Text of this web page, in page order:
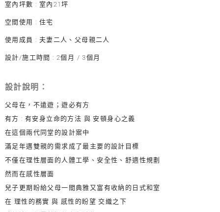
室內坪數 : 室內21坪
空間使用 : 住宅
使用成員 : 夫妻二人、父母親二人
設計/施工時間 : 2個月 / 3個月
設計說明：
父母在，不遠遊；遊必有方
有方 : 有安身立命的方法 與 安頓身心之義
在這個兩代同堂的設計案中
滿足年邁雙親的需求成了最主要的設計目標
不僅在理性層面的人體工學、安全性、舒適性規劃
然而在感性層面
兒子更期盼給父母一間典雅又富有收納的日式和室
在 理性的務實 與 感性的盼望 交織之下